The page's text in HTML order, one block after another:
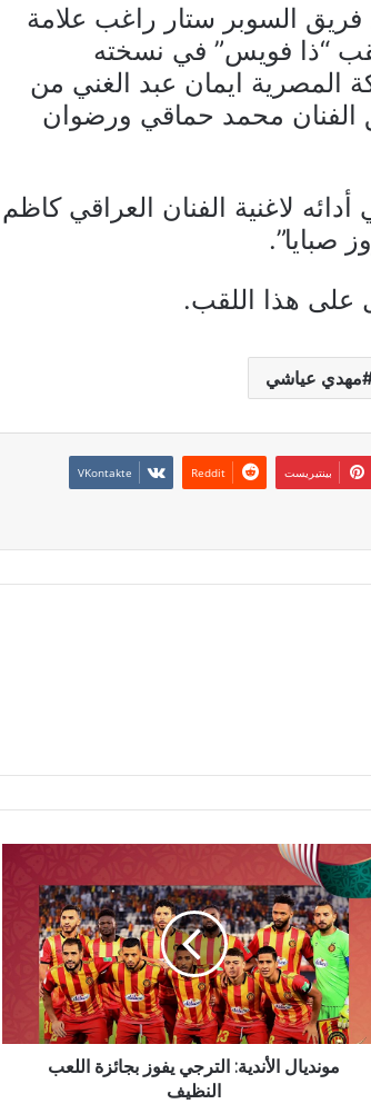
السوبر ستار راغب علامة
السبت 22 ديسمبر 2019 بلقب “ذا فويس” في نسخته
المصرية ايمان عبد الغني من
الفنان محمد حماقي ورضوان
لاغنية الفنان العراقي كاظم
صبايا”.
على هذا اللقب.
مهدي عياشي
بينتيريست
مونديال الأندية: الترجي يفوز بجائزة اللعب
النظيف